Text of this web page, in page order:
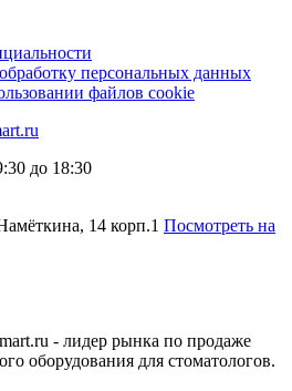
персональных данных
файлов cookie
до 18:30
14 корп.1 Посмотреть на
- лидер рынка по продаже
оборудования для стоматологов.